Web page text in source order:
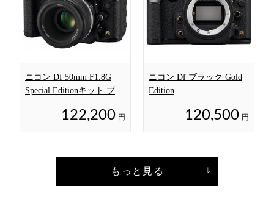
ニコン Df 50mm F1.8G
Special Editionキット ブラ
122,200 円
ニコン Df ブラック Gold
Edition
120,500 円
もっと見る